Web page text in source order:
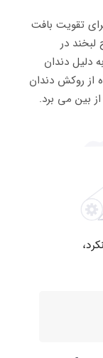
تقویت بافت
در
دلیل دندان
از روکش دندان
بین می برد.